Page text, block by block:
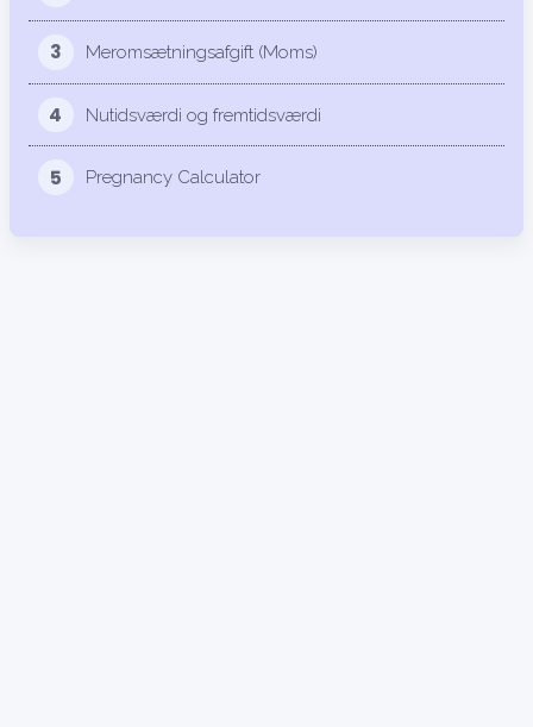
3 Meromsætningsafgift (Moms)
4 Nutidsværdi og fremtidsværdi
5 Pregnancy Calculator